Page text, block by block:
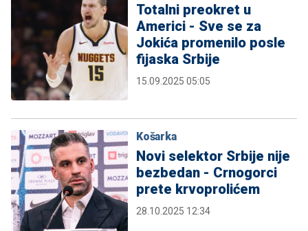
Totalni preokret u
Americi - Sve se za
Jokića promenilo posle
fijaska Srbije
15.09.2025 05:05
Košarka
Novi selektor Srbije nije
bezbedan - Crnogorci
prete krvoprolićem
28.10.2025 12:34